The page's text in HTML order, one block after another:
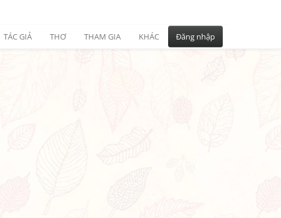
TÁC GIẢ THƠ THAM GIA KHÁC Đăng nhập